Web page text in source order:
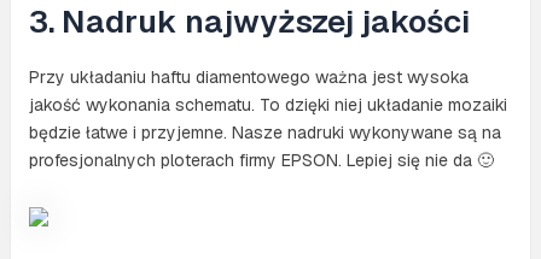
3. Nadruk najwyższej jakości
Przy układaniu haftu diamentowego ważna jest wysoka
jakość wykonania schematu. To dzięki niej układanie mozaiki
będzie łatwe i przyjemne. Nasze nadruki wykonywane są na
profesjonalnych ploterach firmy EPSON. Lepiej się nie da 🙂